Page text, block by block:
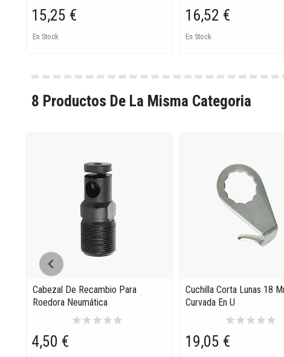
15,25 €
En Stock
16,52 €
En Stock
8 Productos De La Misma Categoria
Cabezal De Recambio Para
Roedora Neumática
starstarstarstarstar
4,50 €
Cuchilla Corta Lunas 18
Curvada En U
starstarstarstarstar
19,05 €